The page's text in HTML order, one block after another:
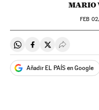
MARIO
FEB
Compartir en Whatsapp
Compartir en
Compartir en
Desplegar
Añadir EL PAÍS en Google